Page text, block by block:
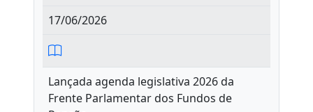
17/06/2026
Lançada agenda legislativa 2026 da
Frente Parlamentar dos Fundos de